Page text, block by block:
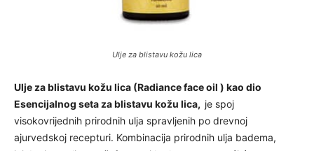
Ulje za blistavu kožu lica
Ulje za blistavu kožu lica (Radiance face oil ) kao dio
Esencijalnog seta za blistavu kožu lica, je spoj
visokovrijednih prirodnih ulja spravljenih po drevnoj
ajurvedskoj recepturi. Kombinacija prirodnih ulja badema,